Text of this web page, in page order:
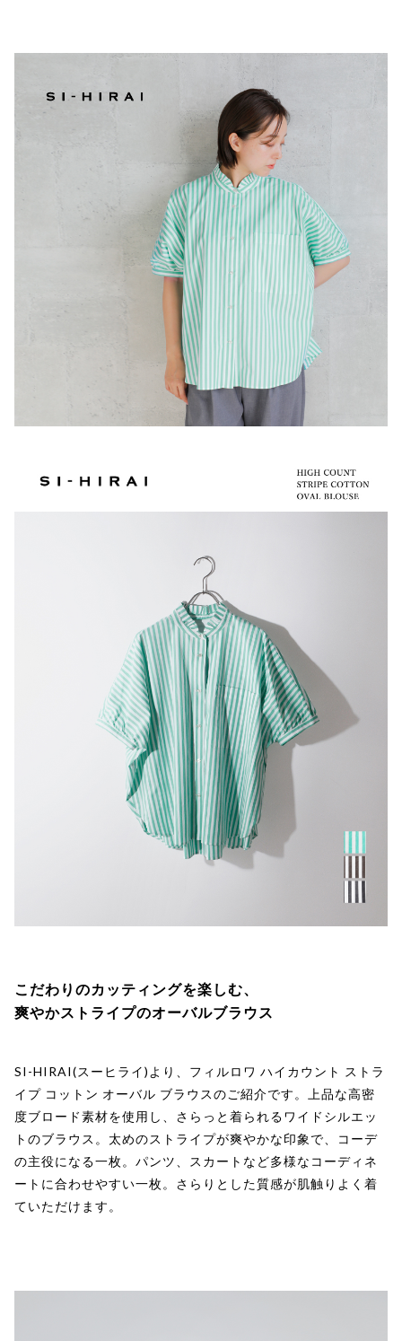
こだわりのカッティングを楽しむ、
爽やかストライプのオーバルブラウス
SI-HIRAI(スーヒライ)より、フィルロワ ハイカウント ストラ
イプ コットン オーバル ブラウスのご紹介です。上品な高密
度ブロード素材を使用し、さらっと着られるワイドシルエッ
トのブラウス。太めのストライプが爽やかな印象で、コーデ
の主役になる一枚。パンツ、スカートなど多様なコーディネ
ートに合わせやすい一枚。さらりとした質感が肌触りよく着
ていただけます。